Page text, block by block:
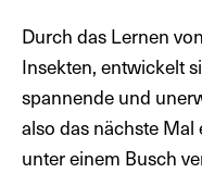
Durch das Lernen
Insekten, entwickelt
spannende und
also das nächste Mal
unter einem Busch